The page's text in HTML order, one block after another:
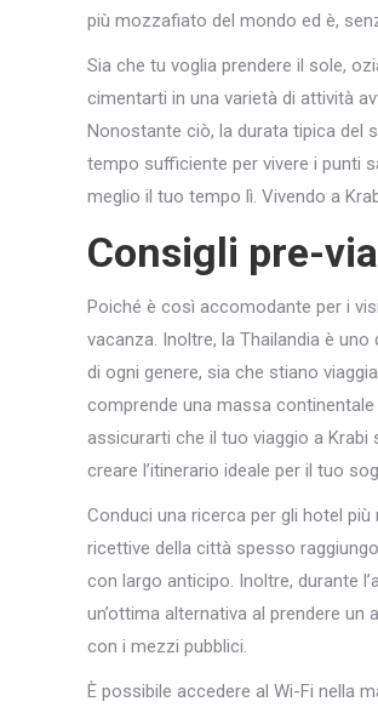
più mozzafiato del mondo ed è,
Sia che tu voglia prendere il sole,
cimentarti in una varietà di attività
Nonostante ciò, la durata tipica del
tempo sufficiente per vivere i punti
meglio il tuo tempo lì. Vivendo a
Consigli pre-
Poiché è così accomodante per i
vacanza. Inoltre, la Thailandia è
di ogni genere, sia che stiano
comprende una massa
assicurarti che il tuo viaggio a
creare l’itinerario ideale per il tuo
Conduci una ricerca per gli hotel
ricettive della città spesso
con largo anticipo. Inoltre, durante
un’ottima alternativa al prendere
con i mezzi pubblici.
È possibile accedere al Wi-Fi nella